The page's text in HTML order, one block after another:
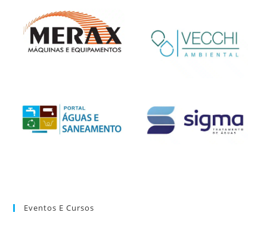
Eventos E Cursos